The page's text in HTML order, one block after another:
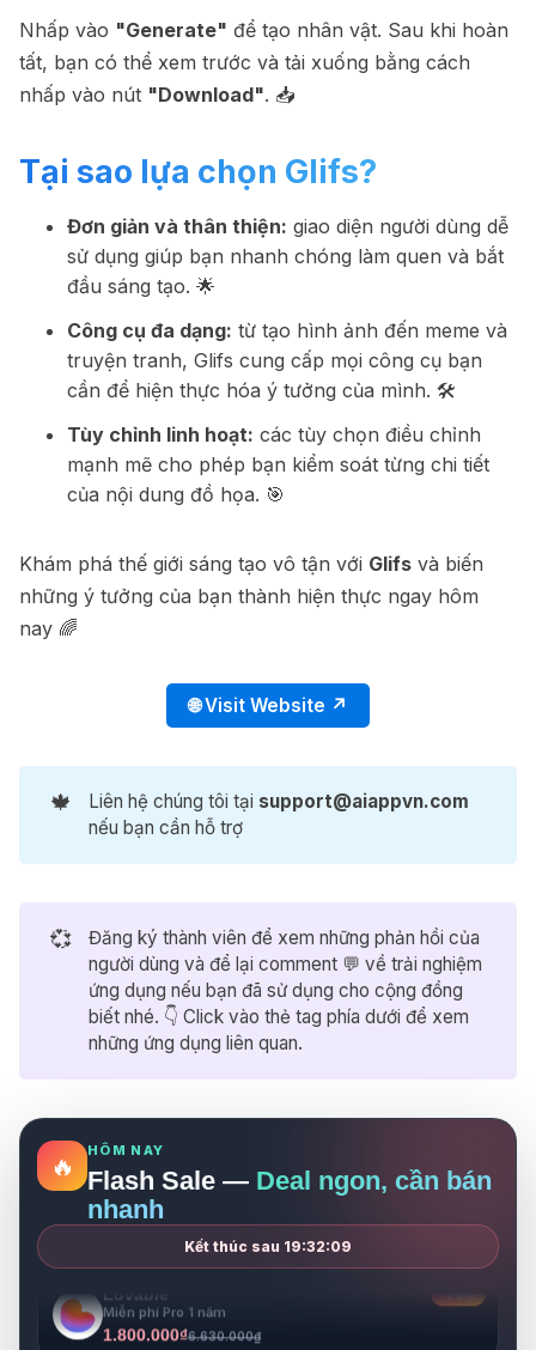
Nhấp vào "Generate" để tạo nhân vật. Sau khi hoàn
tất, bạn có thể xem trước và tải xuống bằng cách
nhấp vào nút "Download". 📥
Tại sao lựa chọn Glifs?
Đơn giản và thân thiện: giao diện người dùng dễ
sử dụng giúp bạn nhanh chóng làm quen và bắt
đầu sáng tạo. 🌟
Công cụ đa dạng: từ tạo hình ảnh đến meme và
truyện tranh, Glifs cung cấp mọi công cụ bạn
cần để hiện thực hóa ý tưởng của mình. 🛠️
Tùy chỉnh linh hoạt: các tùy chọn điều chỉnh
mạnh mẽ cho phép bạn kiểm soát từng chi tiết
của nội dung đồ họa. 🎯
Khám phá thế giới sáng tạo vô tận với Glifs và biến
những ý tưởng của bạn thành hiện thực ngay hôm
nay 🌈
🌐 Visit Website ↗
🍁 Liên hệ chúng tôi tại support@aiappvn.com
nếu bạn cần hỗ trợ
💞
Đăng ký thành viên để xem những phản hồi của
người dùng và để lại comment 💬 về trải nghiệm
ứng dụng nếu bạn đã sử dụng cho cộng đồng
biết nhé. 👇 Click vào thẻ tag phía dưới để xem
những ứng dụng liên quan.
🔥
HÔM NAY
Flash Sale — Deal ngon, cần bán
nhanh
Kết thúc sau 19:32:08
Mã ưu đãi nhận Bolt Pro trong 1 năm
1.800.000₫6.288.000₫
-64%
Higgsfield
Miễn phí 1 năm sử dụng gói Pro
3.500.000₫9.700.000₫
-68%
Gamma
Miễn phí Pro 1 năm
1.800.000₫5.680.000₫
-73%
Lovable
1.800.000₫ 6.630.000₫